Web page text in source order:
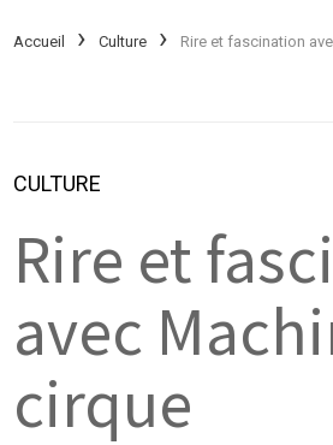
Accueil Culture Rire et fascination
CULTURE
Rire et
avec
cirque